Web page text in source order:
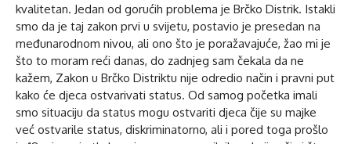
kvalitetan. Jedan od gorućih problema je Brčko Distrik. Istakli
smo da je taj zakon prvi u svijetu, postavio je presedan na
međunarodnom nivou, ali ono što je poražavajuće, žao mi je
što to moram reći danas, do zadnjeg sam čekala da ne
kažem, Zakon u Brčko Distriktu nije odredio način i pravni put
kako će djeca ostvarivati status. Od samog početka imali
smo situaciju da status mogu ostvariti djeca čije su majke
već ostvarile status, diskriminatorno, ali i pored toga prošlo